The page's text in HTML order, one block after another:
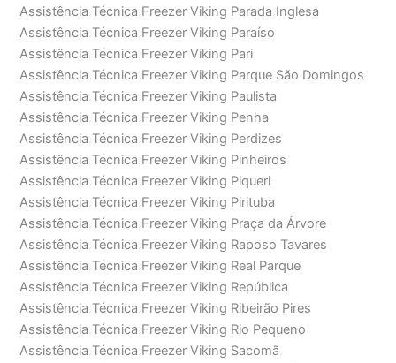
Assistência Técnica Freezer Viking Parada Inglesa
Assistência Técnica Freezer Viking Paraíso
Assistência Técnica Freezer Viking Pari
Assistência Técnica Freezer Viking Parque São Domingos
Assistência Técnica Freezer Viking Paulista
Assistência Técnica Freezer Viking Penha
Assistência Técnica Freezer Viking Perdizes
Assistência Técnica Freezer Viking Pinheiros
Assistência Técnica Freezer Viking Piqueri
Assistência Técnica Freezer Viking Pirituba
Assistência Técnica Freezer Viking Praça da Árvore
Assistência Técnica Freezer Viking Raposo Tavares
Assistência Técnica Freezer Viking Real Parque
Assistência Técnica Freezer Viking República
Assistência Técnica Freezer Viking Ribeirão Pires
Assistência Técnica Freezer Viking Rio Pequeno
Assistência Técnica Freezer Viking Sacomã